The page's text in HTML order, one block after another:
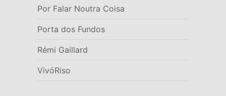
Por Falar Noutra Coisa
Porta dos Fundos
Rémi Gaillard
VivóRiso